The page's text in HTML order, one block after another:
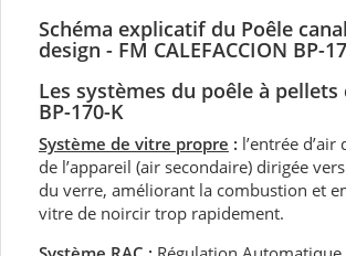
Schéma explicatif du Poêle
design - FM CALEFACCION BP-
Les systèmes du poêle à pellets
BP-170-K
Système de vitre propre : l’entrée d’air
de l’appareil (air secondaire) dirigée
du verre, améliorant la combustion et
vitre de noircir trop rapidement.